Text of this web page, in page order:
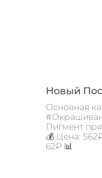
Новый
Основная
Пигмент
💰 Цена:
62₽ 📊